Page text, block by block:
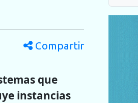
Compartir
que
instancias